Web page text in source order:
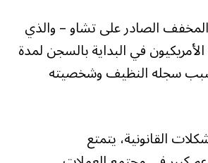
الصادر على تشاو – والذي
في البداية بالسجن لمدة
سجله النظيف وشخصيته
القانونية، يتمتع